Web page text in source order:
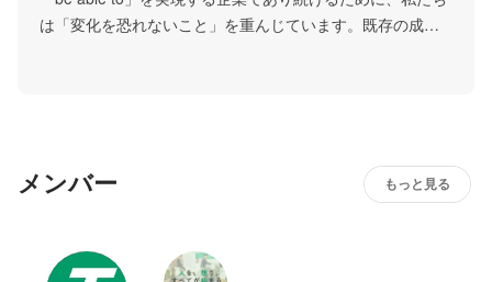
と」を一つ一つ実現していきます。
は「変化を恐れないこと」を重んじています。既存の成功
レンジしていく精神」は変わりません。
メンバー もっと見る